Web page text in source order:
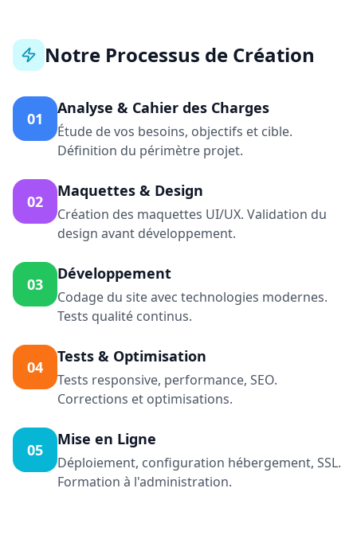
Notre Processus de Création
01
Analyse & Cahier des Charges
Étude de vos besoins, objectifs et cible.
Définition du périmètre projet.
02
Maquettes & Design
Création des maquettes UI/UX. Validation du
design avant développement.
03
Développement
Codage du site avec technologies modernes.
Tests qualité continus.
04
Tests & Optimisation
Tests responsive, performance, SEO.
Corrections et optimisations.
05
Mise en Ligne
Déploiement, configuration hébergement, SSL.
Formation à l'administration.